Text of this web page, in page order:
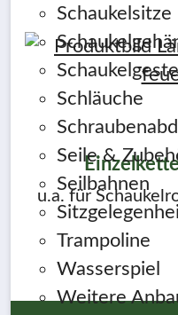
Schaukelsitze
Schläuche
Seile &
Seilbahnen
Trampoline
Wasserspiel
Weitere
u.a. für